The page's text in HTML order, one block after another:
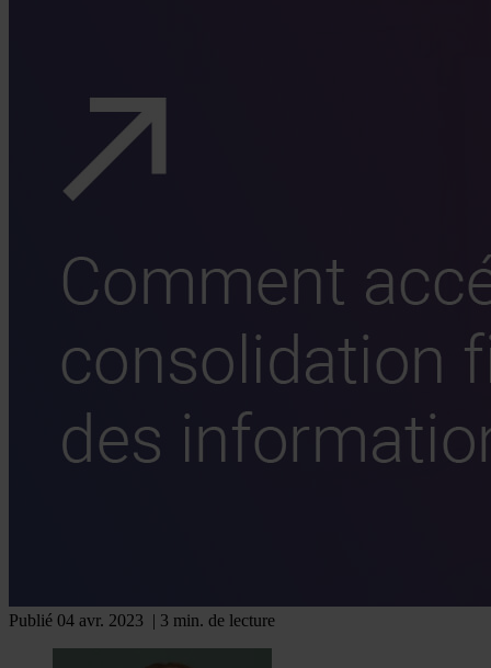
Publié 04 avr. 2023 | 3 min. de lecture